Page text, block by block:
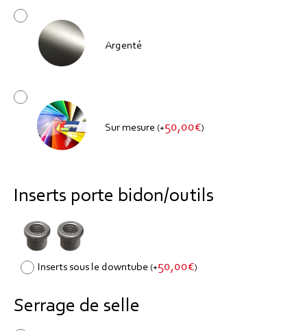
Argenté
Sur mesure (+50,00€)
Inserts porte bidon/outils
Inserts sous le downtube (+50,00€)
Serrage de selle